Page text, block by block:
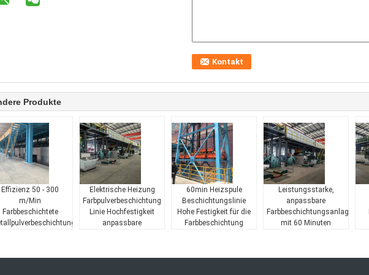
Produkte
Effizienz 50 - 300
m/Min
Farbbeschichtete
Elektrische Heizung
Farbpulverbeschichtung
Linie Hochfestigkeit
anpassbare
300 m/Min
60min Heizspule
Beschichtungslinie
Hohe Festigkeit für die
Farbbeschichtung
Leistungsstarke,
anpassbare
Farbbeschichtungsanlagen
mit 60 Minuten